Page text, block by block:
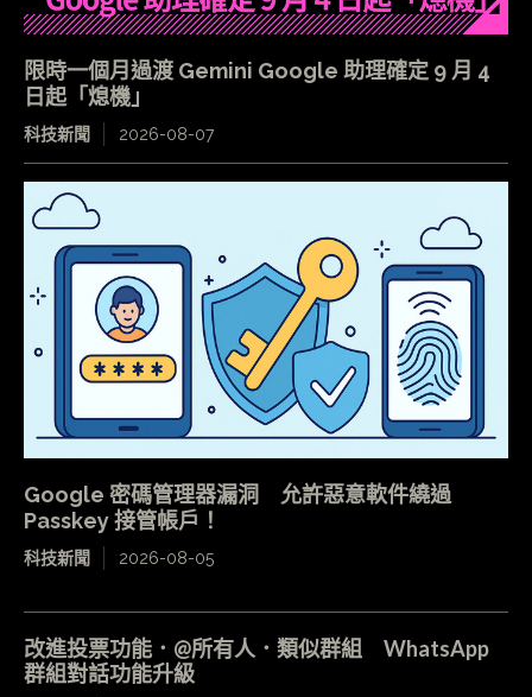
限時一個月過渡 Gemini Google 助理確定 9 月 4
日起「熄機」
科技新聞 2026-08-07
Google 密碼管理器漏洞 允許惡意軟件繞過
Passkey 接管帳戶！
科技新聞 2026-08-05
改進投票功能．@所有人．類似群組 WhatsApp
群組對話功能升級